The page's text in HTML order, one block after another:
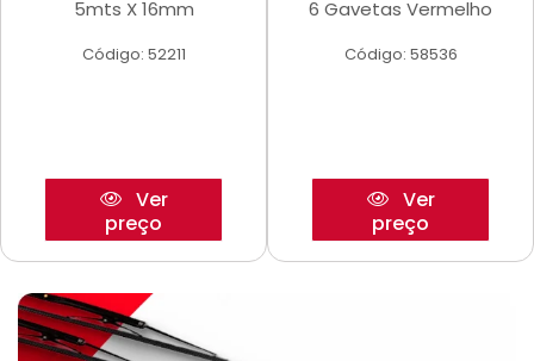
5mts X 16mm
Código: 52211
Ver
preço
6 Gavetas Vermelho
Código: 58536
Ver
preço